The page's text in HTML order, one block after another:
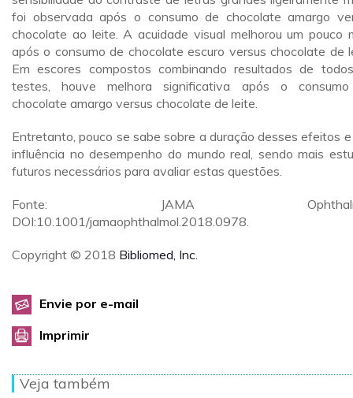
foi observada após o consumo de chocolate amargo
chocolate ao leite. A acuidade visual melhorou um pouco
após o consumo de chocolate escuro versus chocolate de
Em escores compostos combinando resultados de
testes, houve melhora significativa após o
chocolate amargo versus chocolate de leite.
Entretanto, pouco se sabe sobre a duração desses efeitos
influência no desempenho do mundo real, sendo mais
futuros necessários para avaliar estas questões.
Fonte: JAMA
DOI:10.1001/jamaophthalmol.2018.0978.
Copyright © 2018 Bibliomed, Inc.
Envie por e-mail
Imprimir
Veja também